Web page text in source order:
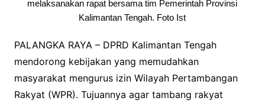
melaksanakan rapat bersama tim Pemerintah Provinsi
Kalimantan Tengah. Foto Ist
PALANGKA RAYA – DPRD Kalimantan Tengah
mendorong kebijakan yang memudahkan
masyarakat mengurus izin Wilayah Pertambangan
Rakyat (WPR). Tujuannya agar tambang rakyat